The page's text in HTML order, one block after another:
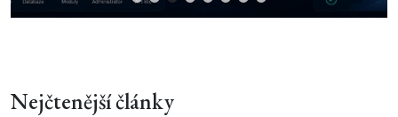
Nejčtenější články